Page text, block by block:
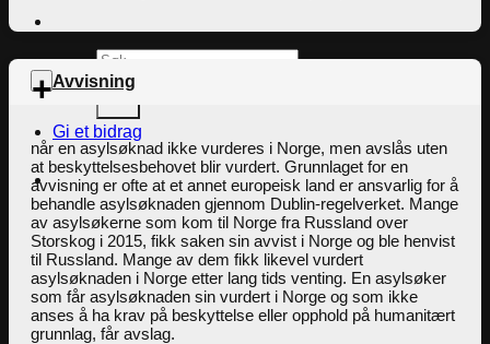
Search
for:
Gi et bidrag
Avvisning
når en asylsøknad ikke vurderes i Norge, men avslås uten
at beskyttelsesbehovet blir vurdert. Grunnlaget for en
avvisning er ofte at et annet europeisk land er ansvarlig for å
behandle asylsøknaden gjennom Dublin-regelverket. Mange
av asylsøkerne som kom til Norge fra Russland over
Storskog i 2015, fikk saken sin avvist i Norge og ble henvist
til Russland. Mange av dem fikk likevel vurdert
asylsøknaden i Norge etter lang tids venting. En asylsøker
som får asylsøknaden sin vurdert i Norge og som ikke
anses å ha krav på beskyttelse eller opphold på humanitært
grunnlag, får avslag.